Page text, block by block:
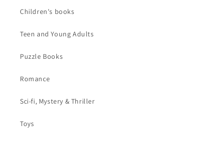
Children's books
Teen and Young Adults
Puzzle Books
Romance
Sci-fi, Mystery & Thriller
Toys